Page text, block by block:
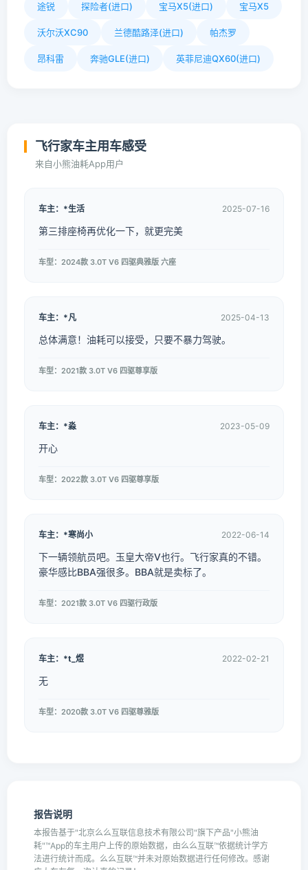
途锐 探险者(进口) 宝马X5(进口) 宝马X5
沃尔沃XC90 兰德酷路泽(进口) 帕杰罗
昂科雷 奔驰GLE(进口) 英菲尼迪QX60(进口)
飞行家车主用车感受
来自小熊油耗App用户
车主：*生活 2025-07-16
第三排座椅再优化一下，就更完美
车型：2024款 3.0T V6 四驱典雅版 六座
车主：*凡 2025-04-13
总体满意！油耗可以接受，只要不暴力驾驶。
车型：2021款 3.0T V6 四驱尊享版
车主：*淼 2023-05-09
开心
车型：2022款 3.0T V6 四驱尊享版
车主：*寒尚小 2022-06-14
下一辆领航员吧。玉皇大帝V也行。飞行家真的不错。
豪华感比BBA强很多。BBA就是卖标了。
车型：2021款 3.0T V6 四驱行政版
车主：*t_煜 2022-02-21
无
车型：2020款 3.0T V6 四驱尊雅版
报告说明
本报告基于"北京么么互联信息技术有限公司"旗下产品"小熊油
耗"™App的车主用户上传的原始数据，由么么互联™依据统计学方
法进行统计而成。么么互联™并未对原始数据进行任何修改。感谢